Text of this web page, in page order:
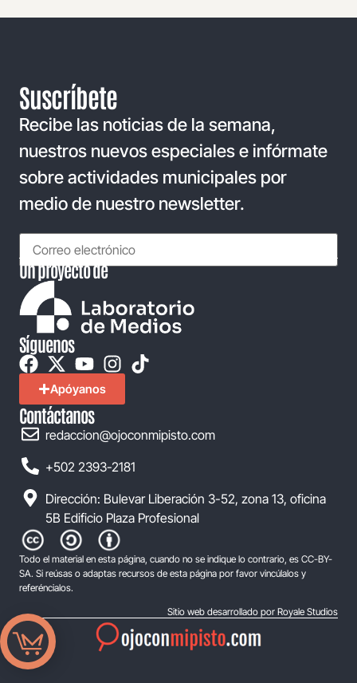
Suscríbete
Recibe las noticias de la semana,
nuestros nuevos especiales e infórmate
sobre actividades municipales por
medio de nuestro newsletter.
Un proyecto de
Síguenos
Apóyanos
Contáctanos
redaccion@ojoconmipisto.com
+502 2393-2181
Dirección: Bulevar Liberación 3-52, zona 13, oficina
5B Edificio Plaza Profesional
Todo el material en esta página, cuando no se indique lo contrario, es CC-BY-
SA. Si reúsas o adaptas recursos de esta página por favor vincúlalos y
referéncialos.
Sitio web desarrollado por Royale Studios